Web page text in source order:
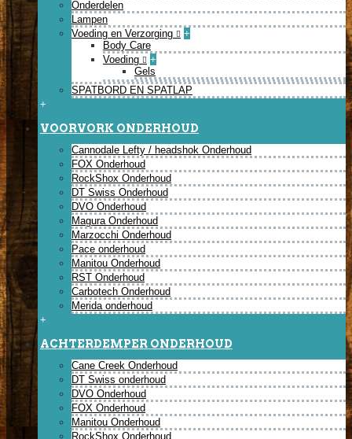
Onderdelen
Lampen
Voeding en Verzorging
+
Body Care
Voeding
+
Gels
SPATBORD EN SPATLAP
+
VOORVORK ONDERHOUD
Cannodale Lefty / headshok Onderhoud
FOX Onderhoud
RockShox Onderhoud
DT Swiss Onderhoud
DVO Onderhoud
Magura Onderhoud
Marzocchi Onderhoud
Pace onderhoud
Manitou Onderhoud
RST Onderhoud
Carbotech Onderhoud
Merida onderhoud
+
ACHTERDEMPER ONDERHOUD
Cane Creek Onderhoud
DT Swiss onderhoud
DVO Onderhoud
FOX Onderhoud
Manitou Onderhoud
RockShox Onderhoud